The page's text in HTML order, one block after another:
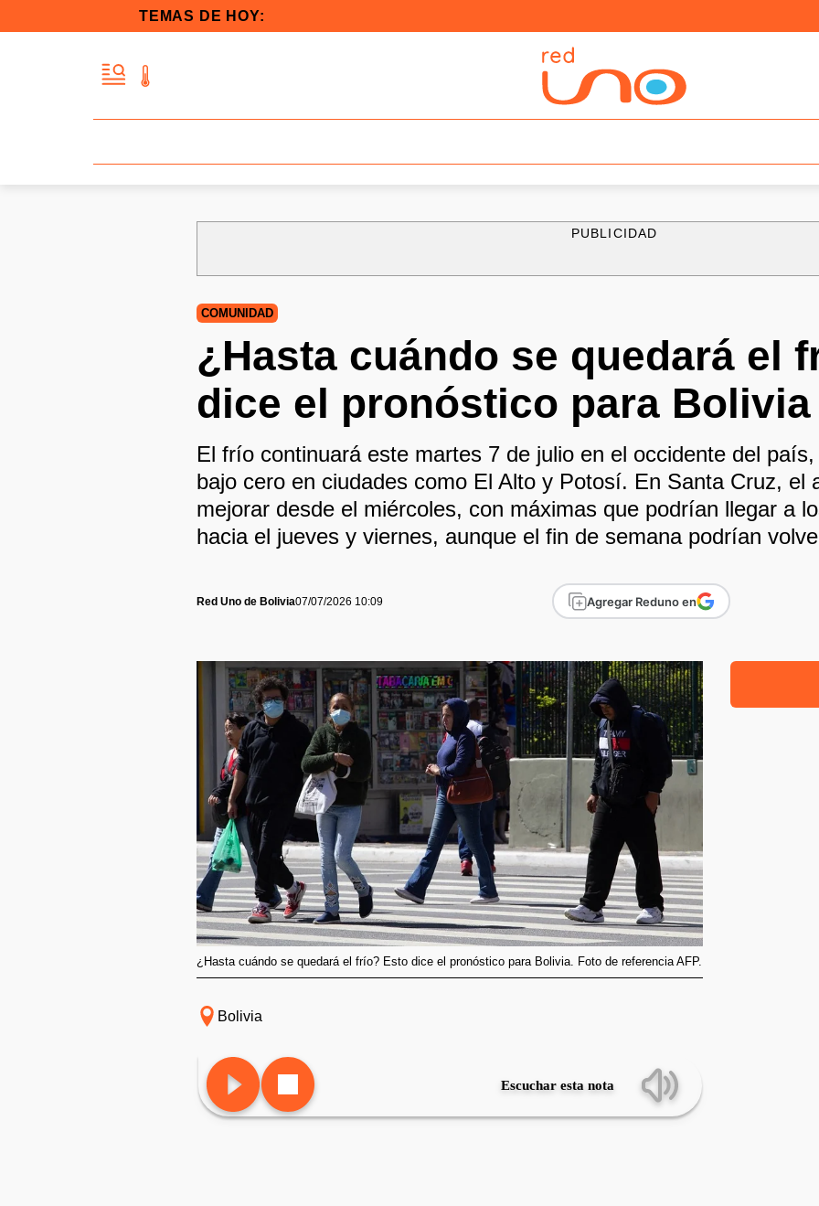
TEMAS DE HOY:
PUBLICIDAD
COMUNIDAD
¿Hasta cuándo se quedará el
dice el pronóstico para Bolivia
El frío continuará este martes 7 de julio en el occidente del
bajo cero en ciudades como El Alto y Potosí. En Santa Cruz, el
mejorar desde el miércoles, con máximas que podrían llegar a
hacia el jueves y viernes, aunque el fin de semana podrían
Red Uno de Bolivia07/07/2026 10:09 Agregar Reduno en
¿Hasta cuándo se quedará el frío? Esto dice el pronóstico para Bolivia. Foto de referencia AFP.
Bolivia
Escuchar esta nota